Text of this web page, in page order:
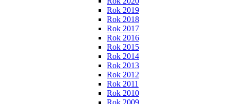
Rok 2019
Rok 2018
Rok 2017
Rok 2016
Rok 2015
Rok 2014
Rok 2013
Rok 2012
Rok 2011
Rok 2010
Rok 2009